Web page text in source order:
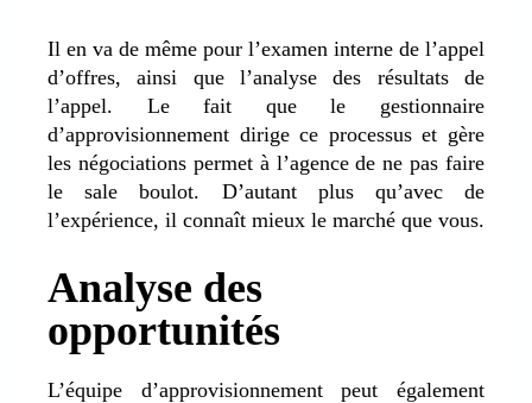
Il en va de même pour l’examen interne de l’appel
d’offres, ainsi que l’analyse des résultats de
l’appel. Le fait que le gestionnaire
d’approvisionnement dirige ce processus et gère
les négociations permet à l’agence de ne pas faire
le sale boulot. D’autant plus qu’avec de
l’expérience, il connaît mieux le marché que vous.
Analyse des
opportunités
L’équipe d’approvisionnement peut également